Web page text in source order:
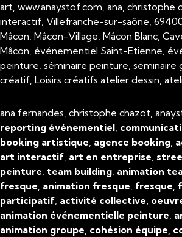
art, www.anaystof.com, ana,
interactif, Villefranche-sur-saône,
Mâcon, Mâcon-Village, Mâcon Blanc,
Mâcon, événementiel Saint-Etienne,
peinture, séminaire peinture,
créatif, Loisirs créatifs atelier dessin,
ana fernandes, christophe chazot,
reporting événementiel,
booking artistique, agence booking,
art interactif, art en entreprise,
peinture, team building, animation
fresque, animation fresque, fresque,
participatif, activité collective,
animation événementielle peinture,
animation groupe, cohésion équipe,